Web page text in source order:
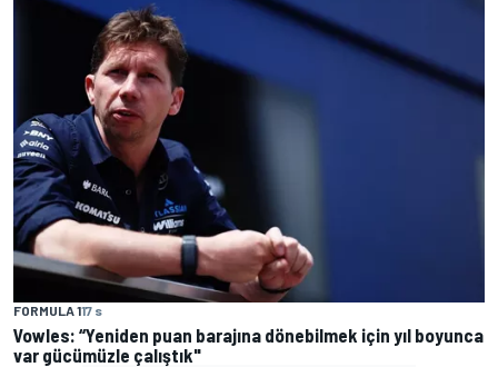
FORMULA 117 s
Vowles: “Yeniden puan barajına dönebilmek için yıl boyunca
var gücümüzle çalıştık"